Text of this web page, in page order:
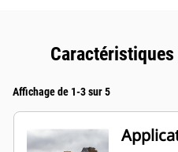
Affichage de 1-3 sur 5